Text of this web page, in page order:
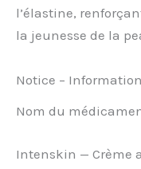
l’élastine,
la jeunesse de la
Notice –
Nom du
Intenskin — Crème